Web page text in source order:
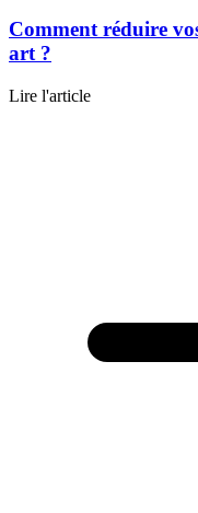
Comment réduire
art ?
Lire l'article